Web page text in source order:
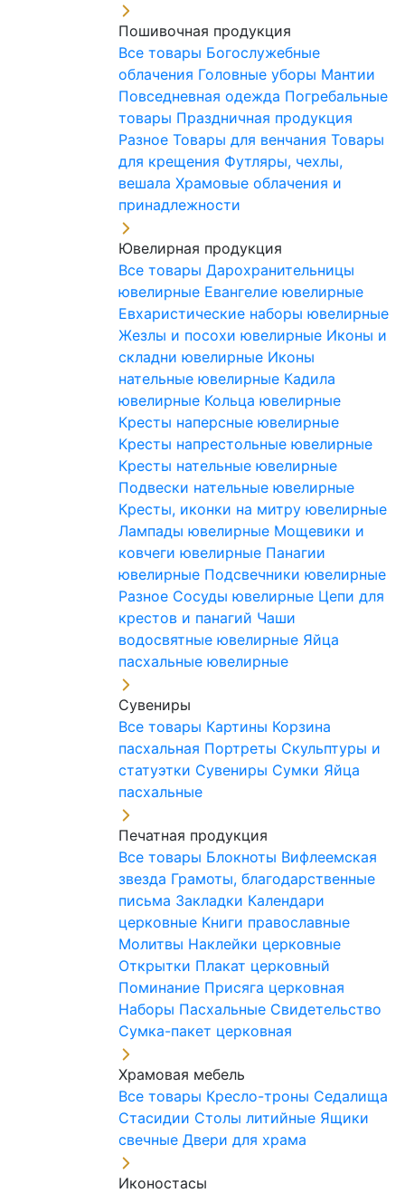
Пошивочная продукция
Все товары Богослужебные
облачения Головные уборы Мантии
Повседневная одежда Погребальные
товары Праздничная продукция
Разное Товары для венчания Товары
для крещения Футляры, чехлы,
вешала Храмовые облачения и
принадлежности
Ювелирная продукция
Все товары Дарохранительницы
ювелирные Евангелие ювелирные
Евхаристические наборы ювелирные
Жезлы и посохи ювелирные Иконы и
складни ювелирные Иконы
нательные ювелирные Кадила
ювелирные Кольца ювелирные
Кресты наперсные ювелирные
Кресты напрестольные ювелирные
Кресты нательные ювелирные
Подвески нательные ювелирные
Кресты, иконки на митру ювелирные
Лампады ювелирные Мощевики и
ковчеги ювелирные Панагии
ювелирные Подсвечники ювелирные
Разное Сосуды ювелирные Цепи для
крестов и панагий Чаши
водосвятные ювелирные Яйца
пасхальные ювелирные
Сувениры
Все товары Картины Корзина
пасхальная Портреты Скульптуры и
статуэтки Сувениры Сумки Яйца
пасхальные
Печатная продукция
Все товары Блокноты Вифлеемская
звезда Грамоты, благодарственные
письма Закладки Календари
церковные Книги православные
Молитвы Наклейки церковные
Открытки Плакат церковный
Поминание Присяга церковная
Наборы Пасхальные Свидетельство
Сумка-пакет церковная
Храмовая мебель
Все товары Кресло-троны Седалища
Стасидии Столы литийные Ящики
свечные Двери для храма
Иконостасы